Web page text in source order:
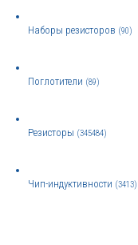
Наборы резисторов (90)
Поглотители (89)
Резисторы (345484)
Чип-индуктивности (3413)